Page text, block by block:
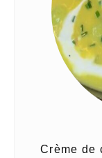
Crème de